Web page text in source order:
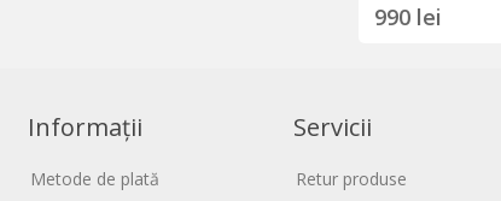
990 lei
Informații
Metode de plată
Servicii
Retur produse